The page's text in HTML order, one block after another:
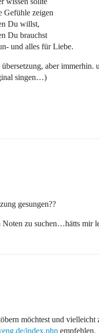
Gefühle zeigen
Du willst,
Du brauchst
und alles für Liebe.
aber immerhin.
singen…)
gesungen??
Noten zu suchen…hätts mir
möchtest und
index.php empfehlen.